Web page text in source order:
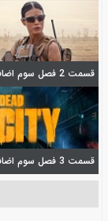
قسمت 2 فصل سوم اضافه شد
قسمت 3 فصل سوم اضافه شد